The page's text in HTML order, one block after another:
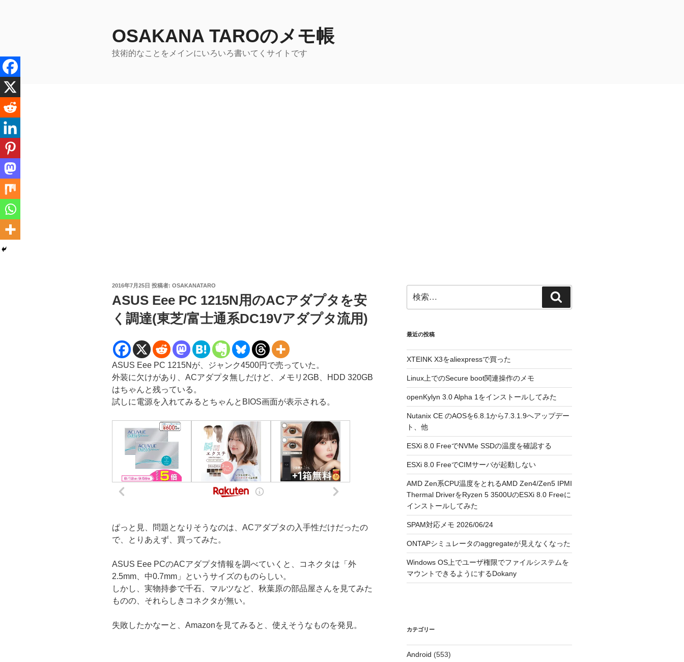
へ
ス
キ
プ
OSAKANA TAROのメモ帳
技術的なことをメインにいろいろ書いてくサイトです
投
日:
2016年7月25日 投稿者: OSAKANATARO
ASUS Eee PC 1215N用のACアダプタを安
く調達(東芝/富士通系DC19Vアダプタ流用)
ASUS Eee PC 1215Nが、ジャンク4500円で売っていた。
外装に欠けがあり、ACアダプタ無しだけど、メモリ2GB、HDD 320GB
はちゃんと残っている。
試しに電源を入れてみるとちゃんとBIOS画面が表示される。
ぱっと見、問題となりそうなのは、ACアダプタの入手性だけだったの
で、とりあえず、買ってみた。
ASUS Eee PCのACアダプタ情報を調べていくと、コネクタは「外
2.5mm、中0.7mm」というサイズのものらしい。
しかし、実物持参で千石、マルツなど、秋葉原の部品屋さんを見てみた
ものの、それらしきコネクタが無い。
失敗したかなーと、Amazonを見てみると、使えそうなものを発見。
索:
索
最近の投稿
XTEINK X3をaliexpressで買った
Linux上でのSecure boot関連操作のメモ
openKylyn 3.0 Alpha 1をインストールしてみた
Nutanix CE のAOSを6.8.1から7.3.1.9へアップデー
ト、他
ESXi 8.0 FreeでNVMe SSDの温度を確認する
ESXi 8.0 FreeでCIMサーバが起動しない
AMD Zen系CPU温度をとれるAMD Zen4/Zen5 IPMI
Thermal DriverをRyzen 5 3500UのESXi 8.0 Freeに
インストールしてみた
SPAM対応メモ 2026/06/24
ONTAPシミュレータのaggregateが見えなくなった
Windows OS上でユーザ権限でファイルシステムを
マウントできるようにするDokany
カテゴリー
Android (553)